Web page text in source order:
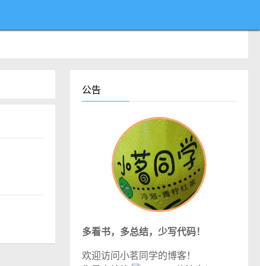
公告
多看书，多总结，少写代码！
欢迎访问小茗同学的博客！